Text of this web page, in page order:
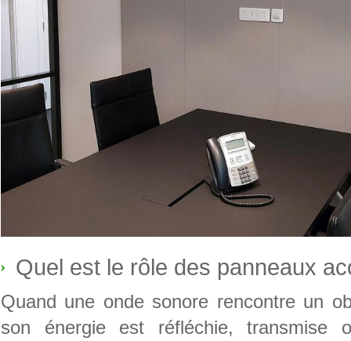
Quel est le rôle des panneaux
Quand une onde sonore rencontre un
son énergie est réfléchie, transmise